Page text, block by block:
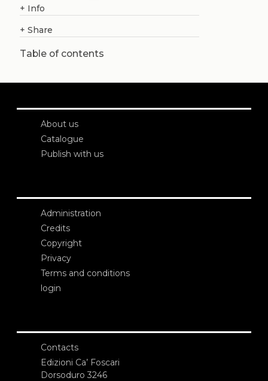
+ Info
+ Share
Table of contents
About us
Catalogue
Publish with us
Administration
Credits
Copyright
Privacy
Terms and conditions
login
Contacts
Edizioni Ca’ Foscari
Dorsoduro 3246